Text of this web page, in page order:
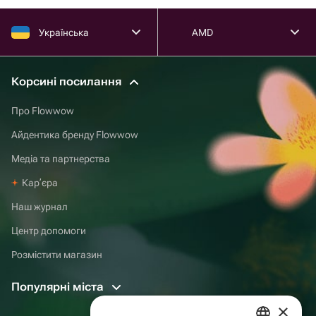
Українська AMD
Корсині посилання
Про Flowwow
Айдентика бренду Flowwow
Медіа та партнерства
Карʼєра
Наш журнал
Центр допомоги
Розмістити магазин
Популярні міста
×